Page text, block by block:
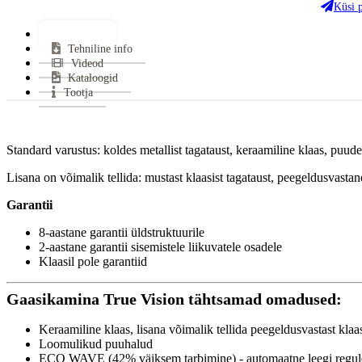
Küsi
Tehniline info
Videod
Kataloogid
Tootja
Standard varustus: koldes metallist tagataust, keraamiline klaas,
Lisana on võimalik tellida: mustast klaasist tagataust,
Garantii
8-aastane garantii üldstruktuurile
2-aastane garantii sisemistele liikuvatele osadele
Klaasil pole garantiid
Gaasikamina True Vision tähtsamad omadused:
Keraamiline klaas, lisana võimalik tellida peegeldusvastast
Loomulikud puuhalud
ECO WAVE (42% väiksem tarbimine) - automaatne leegi